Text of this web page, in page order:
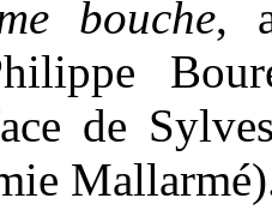
bouche,
de